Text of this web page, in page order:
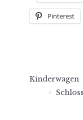
Pinterest
Kinderwagen
Schloss